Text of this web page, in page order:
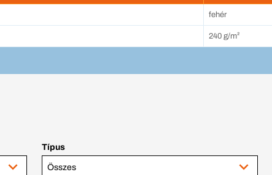
fehér
240 g/m²
Típus
Összes